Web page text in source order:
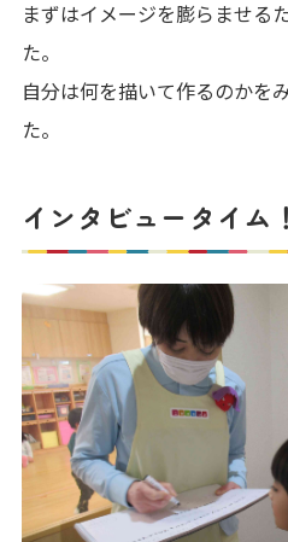
まずはイメージを膨らませる
た。
自分は何を描いて作るのかを
た。
インタビュータイム！